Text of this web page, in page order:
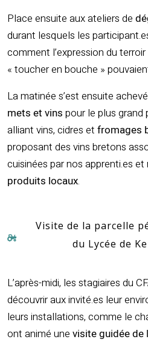
Place ensuite aux ateliers de
durant lesquels les
comment l’expression du
« toucher en bouche »
La matinée s’est ensuite
mets et vins pour le plus grand
alliant vins, cidres et fromages
proposant des vins bretons
cuisinées par nos apprenti.es
produits locaux.
Visite de la parcelle
du Lycée de
L’après-midi, les stagiaires du
découvrir aux invité.es leur
leurs installations, comme le
ont animé une visite guidée de